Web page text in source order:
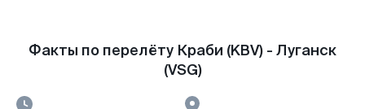
Факты по перелёту Краби (KBV) - Луганск
(VSG)